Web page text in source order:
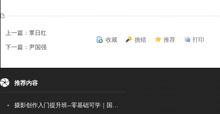
上一篇：覃日红
下一篇：尹国强
收藏 挑错 推荐 打印
推荐内容
摄影创作入门提升班--零基础可学｜国际评委授课｜手机·相机均可｜AI工具｜摄影比赛指